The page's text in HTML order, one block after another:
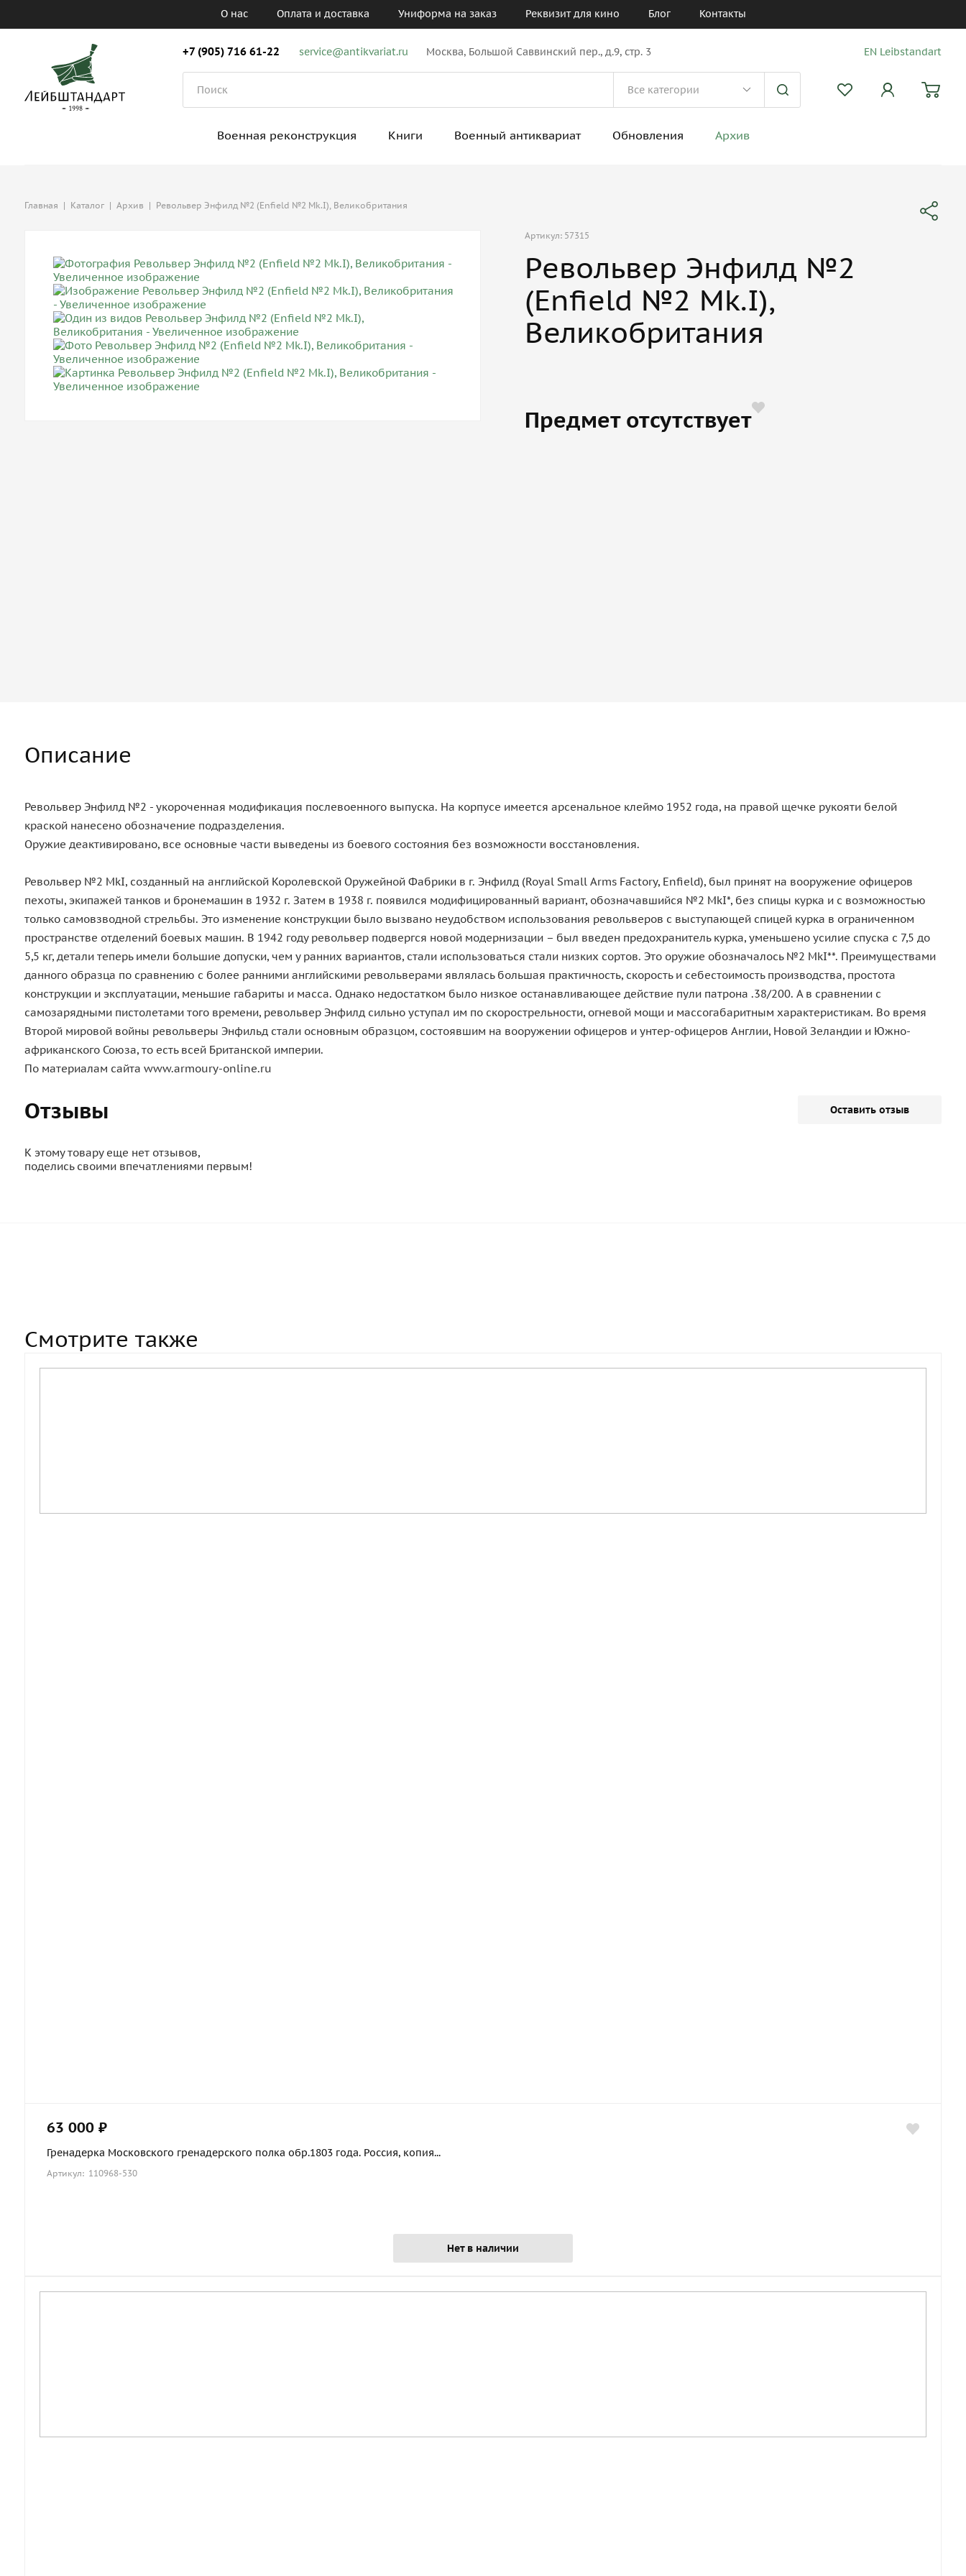
О нас Оплата и доставка Униформа на заказ Реквизит для кино Блог Контакты
+7 (905) 716 61-22 service@antikvariat.ru Москва, Большой Саввинский пер., д.9, стр. 3 EN Leibstandart
Военная реконструкция Книги Военный антиквариат Обновления Архив
Главная | Каталог | Архив | Револьвер Энфилд №2 (Enfield №2 Mk.I), Великобритания
Артикул: 57315
Револьвер Энфилд №2
(Enfield №2 Mk.I),
Великобритания
Предмет отсутствует
Описание
Револьвер Энфилд №2 - укороченная модификация послевоенного выпуска. На корпусе имеется арсенальное клеймо 1952 года, на правой щечке рукояти белой
краской нанесено обозначение подразделения.
Оружие деактивировано, все основные части выведены из боевого состояния без возможности восстановления.
Револьвер №2 MkI, созданный на английской Королевской Оружейной Фабрики в г. Энфилд (Royal Small Arms Factory, Enfield), был принят на вооружение офицеров
пехоты, экипажей танков и бронемашин в 1932 г. Затем в 1938 г. появился модифицированный вариант, обозначавшийся №2 MkI*, без спицы курка и с возможностью
только самовзводной стрельбы. Это изменение конструкции было вызвано неудобством использования револьверов с выступающей спицей курка в ограниченном
пространстве отделений боевых машин. В 1942 году револьвер подвергся новой модернизации – был введен предохранитель курка, уменьшено усилие спуска с 7,5 до
5,5 кг, детали теперь имели большие допуски, чем у ранних вариантов, стали использоваться стали низких сортов. Это оружие обозначалось №2 MkI**. Преимуществами
данного образца по сравнению с более ранними английскими револьверами являлась большая практичность, скорость и себестоимость производства, простота
конструкции и эксплуатации, меньшие габариты и масса. Однако недостатком было низкое останавливающее действие пули патрона .38/200. А в сравнении с
самозарядными пистолетами того времени, револьвер Энфилд сильно уступал им по скорострельности, огневой мощи и массогабаритным характеристикам. Во время
Второй мировой войны револьверы Энфильд стали основным образцом, состоявшим на вооружении офицеров и унтер-офицеров Англии, Новой Зеландии и Южно-
африканского Союза, то есть всей Британской империи.
По материалам сайта www.armoury-online.ru
Отзывы Оставить отзыв
К этому товару еще нет отзывов,
поделись своими впечатлениями первым!
Смотрите также
63 000 ₽
Гренадерка Московского гренадерского полка обр.1803 года. Россия, копия...
Артикул: 110968-530
Нет в наличии